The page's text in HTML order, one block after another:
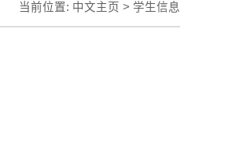
当前位置: 中文主页 > 学生信息